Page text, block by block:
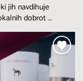
jih navdihuje
dobrot ...